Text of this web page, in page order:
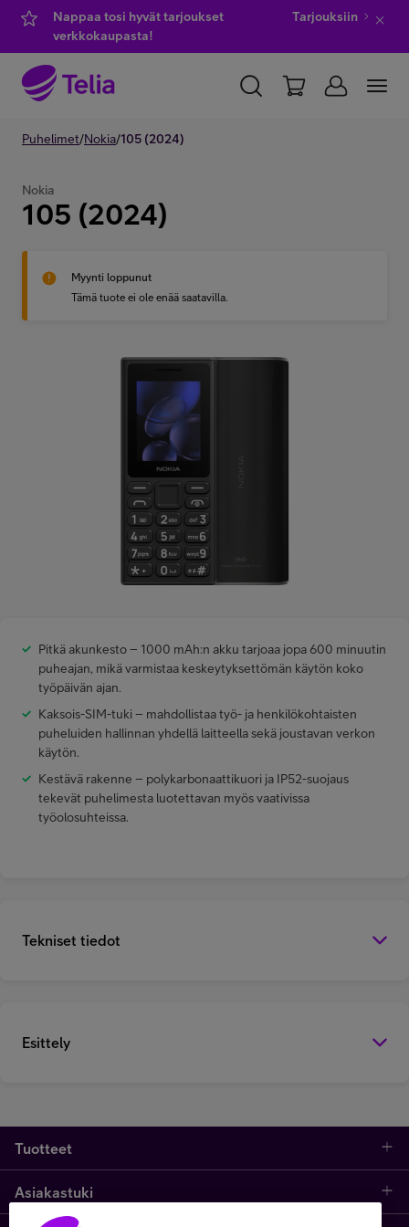
Nappaa tosi hyvät tarjoukset
verkkokaupasta!
Tarjouksiin
YKSITYISILLE YRITYKSILLE
IT-palvelut
Minun Telia Yrityksille
Puhelimet/Nokia/105 (2024)
Nokia
105 (2024)
Myynti loppunut
Tämä tuote ei ole enää saatavilla.
Pitkä akunkesto – 1000 mAh:n akku tarjoaa jopa 600 minuutin
puheajan, mikä varmistaa keskeytyksettömän käytön koko
työpäivän ajan.
Kaksois-SIM-tuki – mahdollistaa työ- ja henkilökohtaisten
puheluiden hallinnan yhdellä laitteella sekä joustavan verkon
käytön.
Kestävä rakenne – polykarbonaattikuori ja IP52-suojaus
tekevät puhelimesta luotettavan myös vaativissa
työolosuhteissa.
Tekniset tiedot
Esittely
Tuotteet
Kauppa
Asiakastuki